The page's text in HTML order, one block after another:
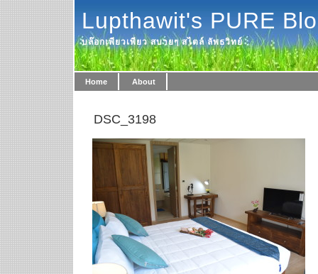
Lupthawit's PURE
บล๊อกเพียวเพียว สบายๆ สไตล์ ลัพธวิทย์
Home About
DSC_3198